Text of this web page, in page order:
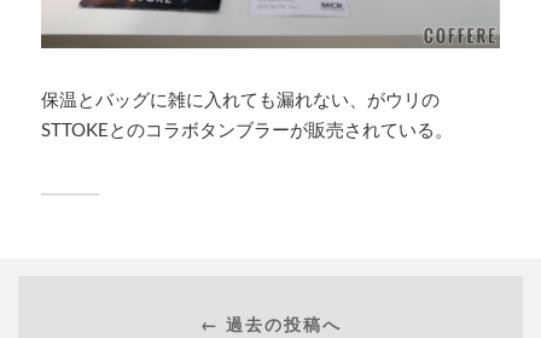
保温とバッグに雑に入れても漏れない、がウリの
STTOKEとのコラボタンブラーが販売されている。
← 過去の投稿へ